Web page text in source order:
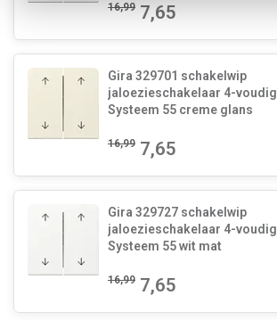
16,99 7,65
Gira 329701 schakelwip
jaloezieschakelaar 4-voudig
Systeem 55 creme glans
16,99 7,65
Gira 329727 schakelwip
jaloezieschakelaar 4-voudig
Systeem 55 wit mat
16,99 7,65